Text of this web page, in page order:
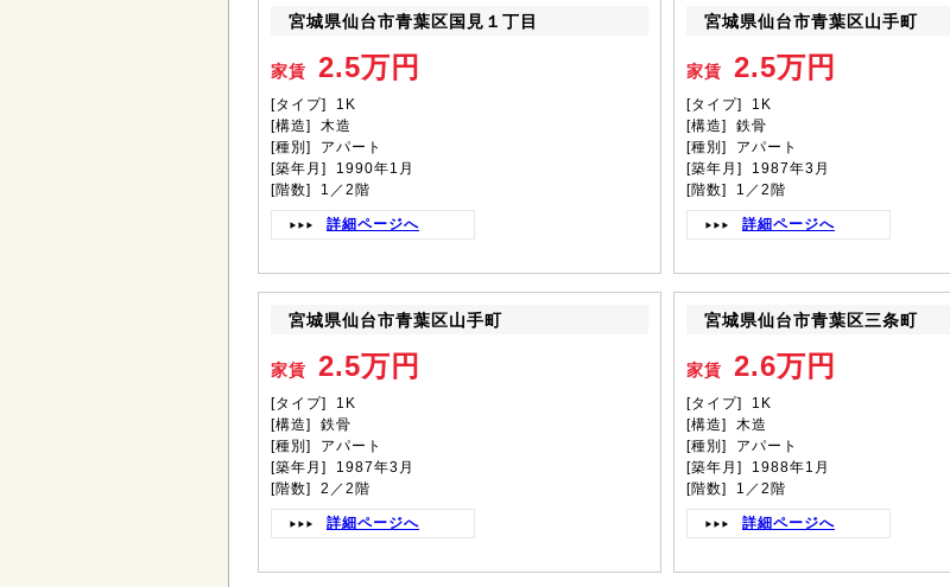
宮城県仙台市青葉区国見１丁目
家賃 2.5万円
[タイプ] 1K
[構造] 木造
[種別] アパート
[築年月] 1990年1月
[階数] 1／2階
詳細ページへ
宮城県仙台市青葉区山手町
家賃 2.5万円
[タイプ] 1K
[構造] 鉄骨
[種別] アパート
[築年月] 1987年3月
[階数] 1／2階
詳細ページへ
宮城県仙台市青葉区山手町
家賃 2.5万円
[タイプ] 1K
[構造] 鉄骨
[種別] アパート
[築年月] 1987年3月
[階数] 2／2階
詳細ページへ
宮城県仙台市青葉区三条町
家賃 2.6万円
[タイプ] 1K
[構造] 木造
[種別] アパート
[築年月] 1988年1月
[階数] 1／2階
詳細ページへ